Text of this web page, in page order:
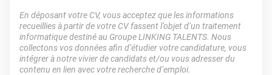
En déposant votre CV, vous acceptez que les informations
recueillies à partir de votre CV fassent l’objet d’un traitement
informatique destiné au Groupe LINKING TALENTS. Nous
collectons vos données afin d’étudier votre candidature, vous
intégrer à notre vivier de candidats et/ou vous adresser du
contenu en lien avec votre recherche d’emploi.